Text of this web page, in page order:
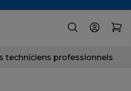
techniciens professionnels